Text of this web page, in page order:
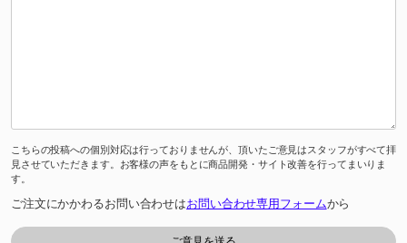
こちらの投稿への個別対応は行っておりませんが、頂いたご意見はスタッフがすべて拝
見させていただきます。お客様の声をもとに商品開発・サイト改善を行ってまいりま
す。
ご注文にかかわるお問い合わせはお問い合わせ専用フォームから